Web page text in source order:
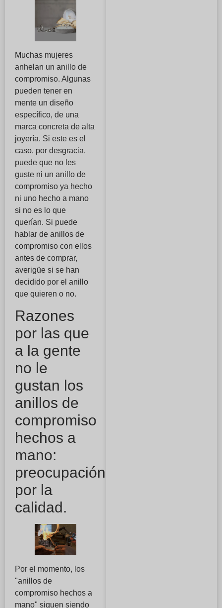
Muchas mujeres
anhelan un anillo de
compromiso. Algunas
pueden tener en
mente un diseño
específico, de una
marca concreta de alta
joyería. Si este es el
caso, por desgracia,
puede que no les
guste ni un anillo de
compromiso ya hecho
ni uno hecho a mano
si no es lo que
querían. Si puede
hablar de anillos de
compromiso con ellos
antes de comprar,
averigüe si se han
decidido por el anillo
que quieren o no.
Razones
por las que
a la gente
no le
gustan los
anillos de
compromiso
hechos a
mano:
preocupación
por la
calidad.
Por el momento, los
"anillos de
compromiso hechos a
mano" siguen siendo